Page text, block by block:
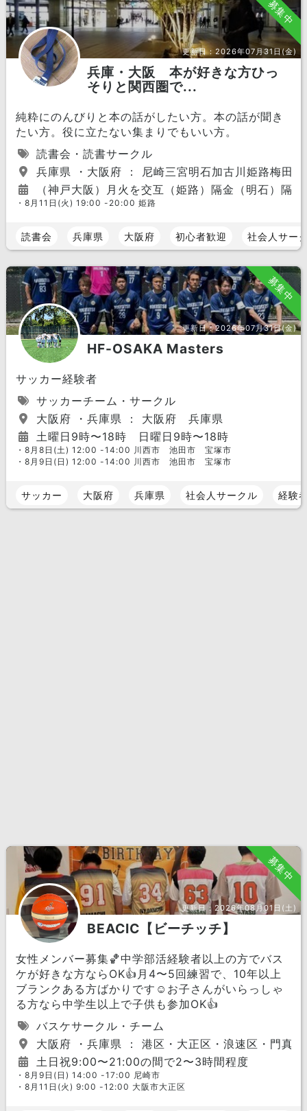
募集中
更新日：2026年07月31日(金)
兵庫・大阪 本が好きな方ひっ
そりと関西圏で...
純粋にのんびりと本の話がしたい方。本の話が聞き
たい方。役に立たない集まりでもいい方。
読書会・読書サークル
兵庫県 ・大阪府 ： 尼崎三宮明石加古川姫路梅田
（神戸大阪）月火を交互（姫路）隔金（明石）隔
・8月11日(火) 19:00 -20:00 姫路
読書会 兵庫県 大阪府 初心者歓迎 社会人サー
募集中
更新日：2026年07月31日(金)
HF-OSAKA Masters
サッカー経験者
サッカーチーム・サークル
大阪府 ・兵庫県 ： 大阪府 兵庫県
土曜日9時〜18時 日曜日9時〜18時
・8月8日(土) 12:00 -14:00 川西市 池田市 宝塚市
・8月9日(日) 12:00 -14:00 川西市 池田市 宝塚市
サッカー 大阪府 兵庫県 社会人サークル 経験
募集中
更新日：2026年08月01日(土)
BEACIC【ビーチッチ】
女性メンバー募集🏀中学部活経験者以上の方でバス
ケが好きな方ならOK👍月4〜5回練習で、10年以上
ブランクある方ばかりです☺️お子さんがいらっしゃ
る方なら中学生以上で子供も参加OK👍
バスケサークル・チーム
大阪府 ・兵庫県 ： 港区・大正区・浪速区・門真
土日祝9:00〜21:00の間で2〜3時間程度
・8月9日(日) 14:00 -17:00 尼崎市
・8月11日(火) 9:00 -12:00 大阪市大正区